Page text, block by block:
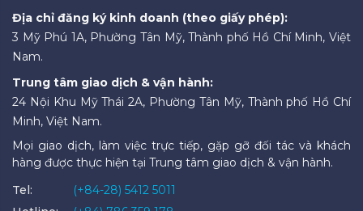
Địa chỉ đăng ký kinh doanh (theo giấy phép):
3 Mỹ Phú 1A, Phường Tân Mỹ, Thành phố Hồ Chí Minh, Việt
Nam.
Trung tâm giao dịch & vận hành:
24 Nội Khu Mỹ Thái 2A, Phường Tân Mỹ, Thành phố Hồ Chí
Minh, Việt Nam.
Mọi giao dịch, làm việc trực tiếp, gặp gỡ đối tác và khách
hàng được thực hiện tại Trung tâm giao dịch & vận hành.
Tel:
(+84-28) 5412 5011